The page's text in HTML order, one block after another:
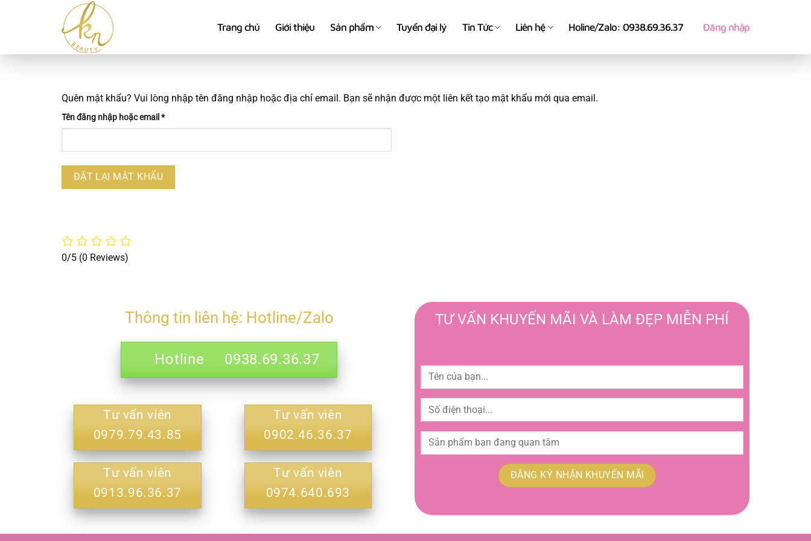
dung
Trang chủ Giới thiệu Sản phẩm Tuyển đại lý Tin Tức Liên hệ Holine/Zalo: 0938.69.36.37 Đăng nhập
Quên mật khẩu? Vui lòng nhập tên đăng nhập hoặc địa chỉ email. Bạn sẽ nhận được một liên kết tạo mật khẩu mới qua email.
Tên đăng nhập hoặc email *Bắt
buộc
ĐẶT LẠI MẬT KHẨU
0/5 (0 Reviews)
Thông tin liên hệ: Hotline/Zalo
Hotline 0938.69.36.37
Tư vấn viên
0979.79.43.85
Tư vấn viên
0913.96.36.37
Tư vấn viên
0902.46.36.37
Tư vấn viên
0974.640.693
TƯ VẤN KHUYẾN MÃI VÀ LÀM ĐẸP MIỄN PHÍ